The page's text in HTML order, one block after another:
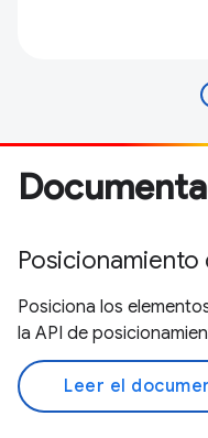
Posicionamiento
Posiciona los
la API de
Leer el